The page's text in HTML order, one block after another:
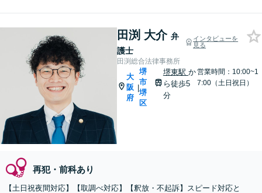
田渕 大介 弁
護士
インタビューを
見る
田渕総合法律事務所
大
阪
府
|
堺
市
堺
区
堺東駅 か
ら徒歩5
分
営業時間：10:00~1
7:00（土日祝日）
再犯・前科あり
【土日祝夜間対応】【取調べ対応】【釈放・不起訴】スピード対応と